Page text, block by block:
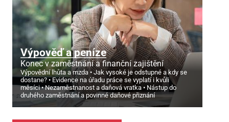
Výpověď a peníze
Konec v zaměstnání a finanční zajištění
Výpovědní lhůta a mzda
Jak vysoké je odstupné a kdy se
dostane?
Evidence na úřadu práce se vyplatí i kvůli
měsíci
Nezaměstnanost a daňová vratka
Nástup do
druhého zaměstnání a povinné daňové přiznání